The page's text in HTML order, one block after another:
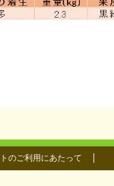
のご利用にあたって